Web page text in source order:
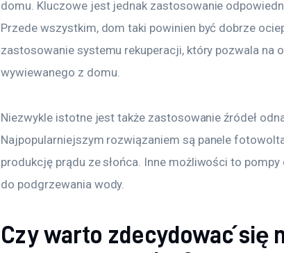
domu. Kluczowe jest jednak zastosowanie
Przede wszystkim, dom taki powinien być dobrze
zastosowanie systemu rekuperacji, który pozwala na
wywiewanego z domu.
Niezwykle istotne jest także zastosowanie źródeł
Najpopularniejszym rozwiązaniem są panele
produkcję prądu ze słońca. Inne możliwości to pompy
do podgrzewania wody.
Czy warto zdecydować się